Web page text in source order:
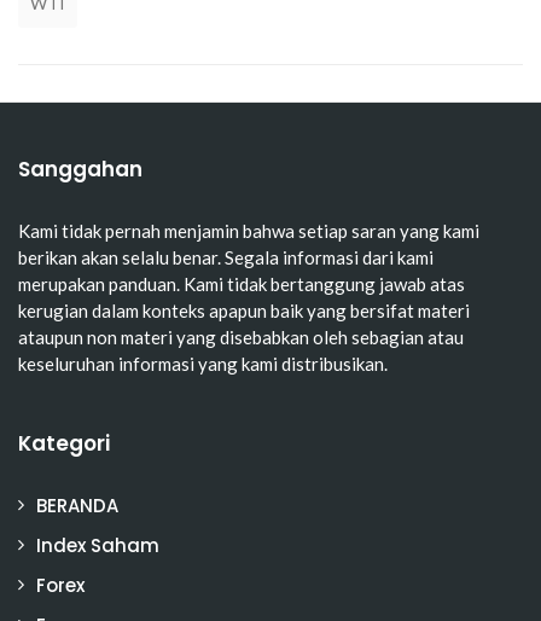
Sanggahan
Kami tidak pernah menjamin bahwa setiap saran yang kami
berikan akan selalu benar. Segala informasi dari kami
merupakan panduan. Kami tidak bertanggung jawab atas
kerugian dalam konteks apapun baik yang bersifat materi
ataupun non materi yang disebabkan oleh sebagian atau
keseluruhan informasi yang kami distribusikan.
Kategori
BERANDA
Index Saham
Forex